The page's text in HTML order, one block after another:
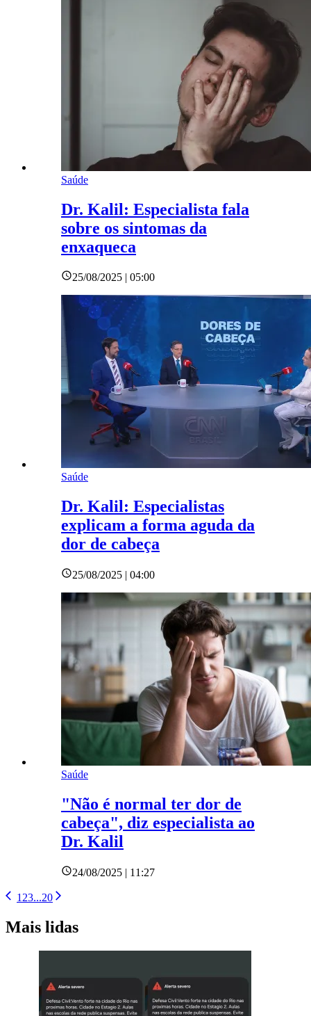
Saúde
Dr. Kalil: Especialista fala
sobre os sintomas da
enxaqueca
25/08/2025 | 05:00
Saúde
Dr. Kalil: Especialistas
explicam a forma aguda da
dor de cabeça
25/08/2025 | 04:00
Saúde
"Não é normal ter dor de
cabeça", diz especialista ao
Dr. Kalil
24/08/2025 | 11:27
1 23...20
Mais lidas